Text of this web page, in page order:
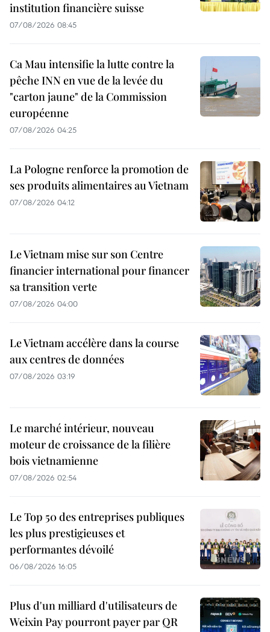
institution financière suisse
07/08/2026 08:45
Ca Mau intensifie la lutte contre la
pêche INN en vue de la levée du
"carton jaune" de la Commission
européenne
07/08/2026 04:25
La Pologne renforce la promotion de
ses produits alimentaires au Vietnam
07/08/2026 04:12
Le Vietnam mise sur son Centre
financier international pour financer
sa transition verte
07/08/2026 04:00
Le Vietnam accélère dans la course
aux centres de données
07/08/2026 03:19
Le marché intérieur, nouveau
moteur de croissance de la filière
bois vietnamienne
07/08/2026 02:54
Le Top 50 des entreprises publiques
les plus prestigieuses et
performantes dévoilé
06/08/2026 16:05
Plus d'un milliard d'utilisateurs de
Weixin Pay pourront payer par QR